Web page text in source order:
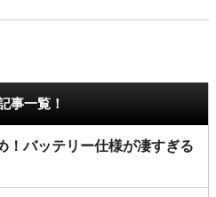
事一覧！
！バッテリー仕様が凄すぎる